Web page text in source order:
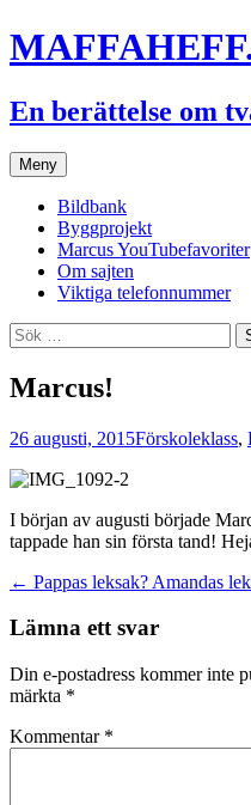
Hoppa
till
En berättelse om
Meny
Bildbank
Byggprojekt
Marcus YouTubefavoriter
Om sajten
Viktiga telefonnummer
Sök
efter:
Marcus!
26 augusti, 2015Förskoleklass,
I början av augusti började
tappade han sin första tand!
Inläggsnavigering
← Pappas leksak? Amandas
Lämna ett svar
Din e-postadress kommer inte
märkta *
Kommentar *